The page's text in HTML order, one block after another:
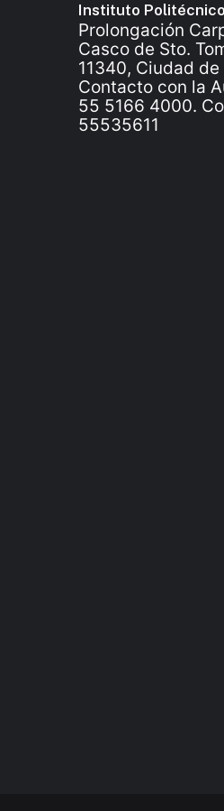
Instituto
Prolongación
Casco de Sto.
11340, Ciudad
Contacto con la
55 5166 4000.
55535611